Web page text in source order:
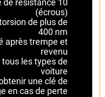
(écrous)
de plus de
400 nm
après trempe et
revenu
les types de
voiture
une clé de
en cas de perte